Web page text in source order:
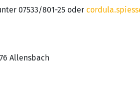
07533/801-25 oder
Allensbach